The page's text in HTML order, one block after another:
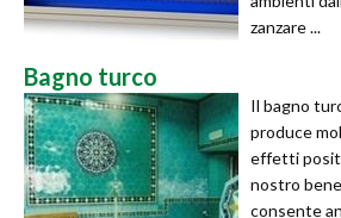
zanzare ...
Bagno turco
Il bagno
produce
effetti
nostro
consente